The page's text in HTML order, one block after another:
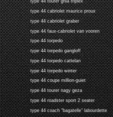
type 44 tourer ghia triplex
type 44 cabriolet maurice proux
type 44 cabriolet graber
type 44 faux-cabriolet van vooren
type 44 torpedo
type 44 torpedo gangloff
type 44 torpedo cattelan
type 44 torpedo winter
type 44 coupe million-guiet
type 44 tourer nagy geza
type 44 roadster sport 2 seater
type 44 coach "bagatelle" labourdette